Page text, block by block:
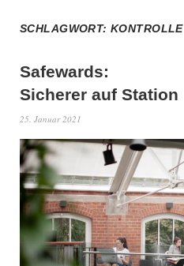
SCHLAGWORT:KONTROLLE
Safewards:
Sicherer auf Station
25. Januar 2021